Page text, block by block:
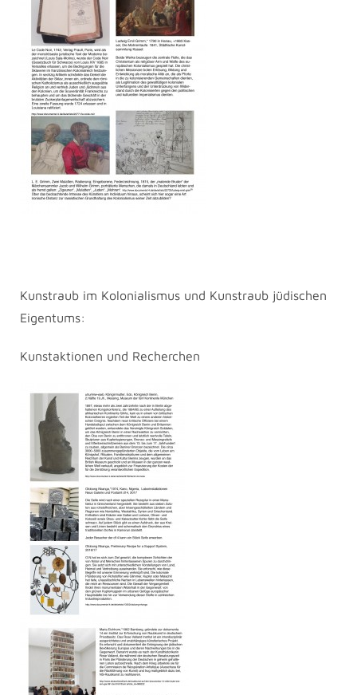
Kunstraub im Kolonialismus und Kunstraub jüdischen
Eigentums:
Kunstaktionen und Recherchen